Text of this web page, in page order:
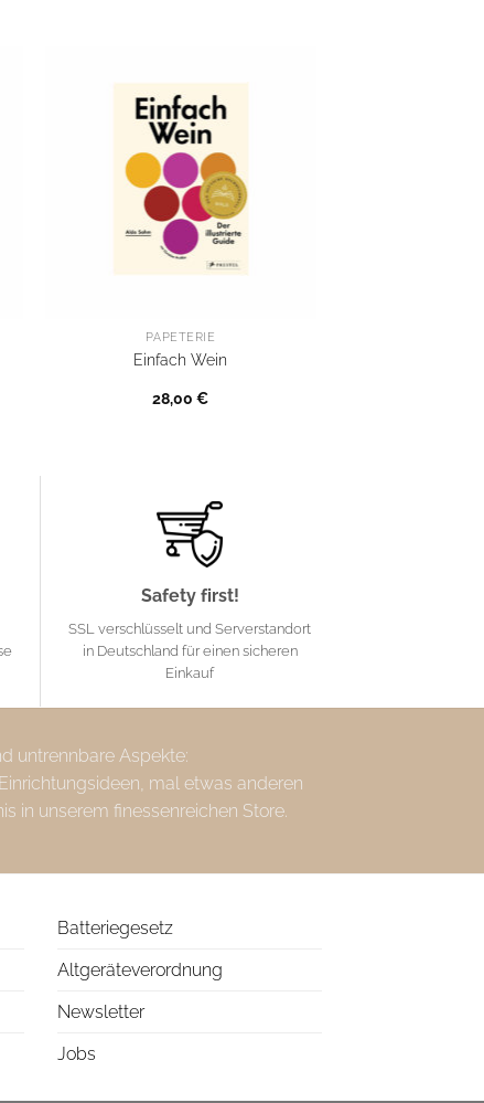
PAPETERIE
Einfach Wein
28,00€
Safety first!
SSL verschlüsselt und Serverstandort
in Deutschland für einen sicheren
Einkauf
untrennbare Aspekte:
mal etwas anderen
in unserem finessenreichen Store.
Batteriegesetz
Altgeräteverordnung
Newsletter
Jobs